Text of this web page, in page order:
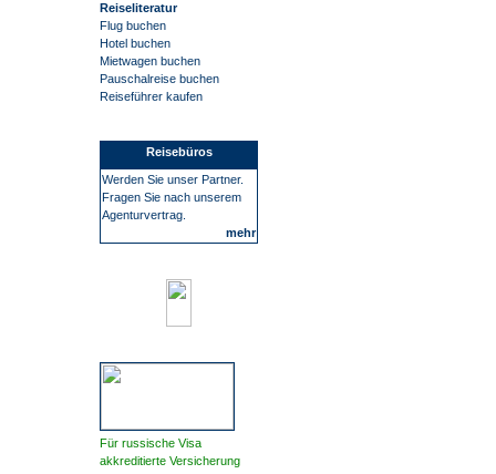
Reiseliteratur
Flug buchen
Hotel buchen
Mietwagen buchen
Pauschalreise buchen
Reiseführer kaufen
Reisebüros
Werden Sie unser Partner.
Fragen Sie nach unserem
Agenturvertrag.
mehr
Für russische Visa
akkreditierte Versicherung